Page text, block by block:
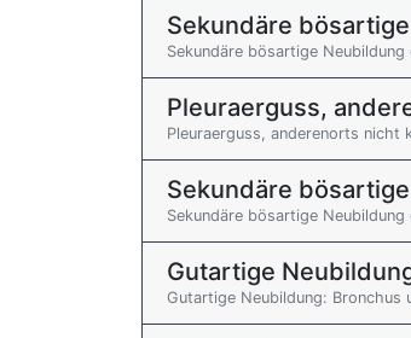
Sekundäre
Sekundäre bösartige Neubildung
Pleuraerguss,
Pleuraerguss, anderenorts nicht
Sekundäre
Sekundäre bösartige Neubildung
Gutartige
Gutartige Neubildung: Bronchus